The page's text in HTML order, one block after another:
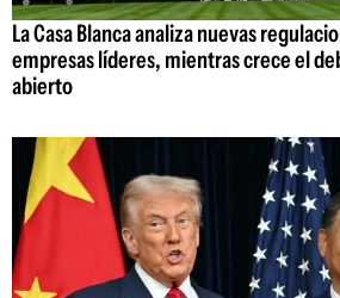
La Casa Blanca analiza nuevas
empresas líderes, mientras crece el
abierto